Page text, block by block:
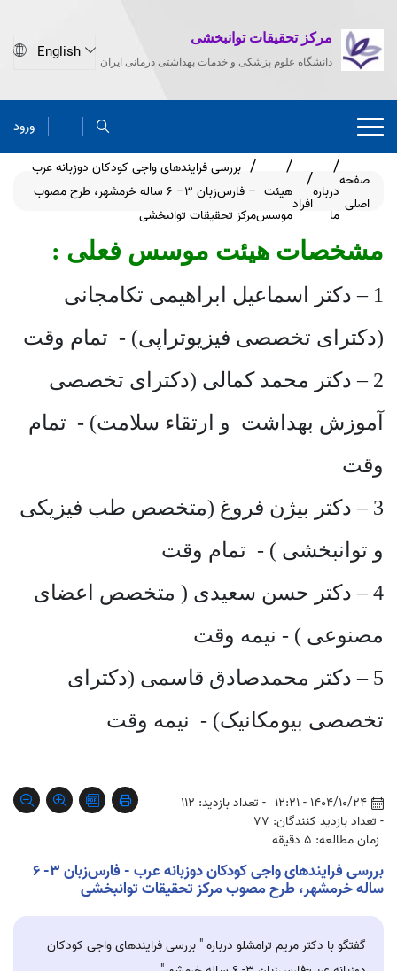
مرکز تحقیقات توانبخشی
دانشگاه علوم پزشکی و خدمات بهداشتی درمانی ایران
ورود
صفحه
اصلی
درباره
ما
افراد
هیئت
موسس
بررسی فرایندهای واجی کودکان دوزبانه عرب
– فارس‌زبان 3– 6 ساله خرمشهر، طرح مصوب
مرکز تحقیقات توانبخشی
مشخصات هیئت موسس فعلی :
1 – دکتر اسماعیل ابراهیمی تکامجانی
(دکترای تخصصی فیزیوتراپی) - تمام وقت
2 – دکتر محمد کمالی (دکترای تخصصی
آموزش بهداشت و ارتقاء سلامت) - تمام
وقت
3 – دکتر بیژن فروغ (متخصص طب فیزیکی
و توانبخشی ) - تمام وقت
4 – دکتر حسن سعیدی ( متخصص اعضای
مصنوعی ) - نیمه وقت
5 – دکتر محمدصادق قاسمی (دکترای
تخصصی بیومکانیک) - نیمه وقت
1404/10/24 - 12:21
- تعداد بازدید: 112
- تعداد بازدید کنندگان: 77
زمان مطالعه: 5 دقیقه
بررسی فرایندهای واجی کودکان دوزبانه عرب - فارس‌زبان 3- 6
ساله خرمشهر، طرح مصوب مرکز تحقیقات توانبخشی
گفتگو با دکتر مریم ترامشلو درباره " بررسی فرایندهای واجی کودکان